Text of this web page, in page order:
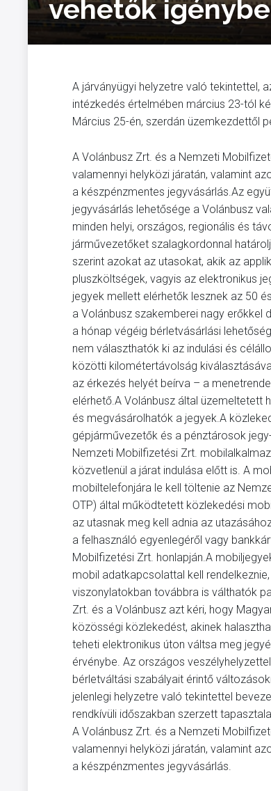
vehetők
A járványügyi helyzetre való tekintettel,
intézkedés értelmében március 23-tól
Március 25-én, szerdán üzemkezdettől
A Volánbusz Zrt. és a Nemzeti
valamennyi helyközi járatán, valamint
a készpénzmentes jegyvásárlás.Az
jegyvásárlás lehetősége a Volánbusz
minden helyi, országos, regionális és
járművezetőket szalagkordonnal
szerint azokat az utasokat, akik az
pluszköltségek, vagyis az elektronikus
jegyek mellett elérhetők lesznek az 50
a Volánbusz szakemberei nagy erőkkel
a hónap végéig bérletvásárlási
nem választhatók ki az indulási és
közötti kilométertávolság
az érkezés helyét beírva – a
elérhető.A Volánbusz által üzemeltetett
és megvásárolhatók a jegyek.A
gépjárművezetők és a pénztárosok
Nemzeti Mobilfizetési Zrt.
közvetlenül a járat indulása előtt is. A
mobiltelefonjára le kell töltenie az
OTP) által működtetett közlekedési
az utasnak meg kell adnia az
a felhasználó egyenlegéről vagy
Mobilfizetési Zrt. honlapján.A
mobil adatkapcsolattal kell
viszonylatokban továbbra is válthatók
Zrt. és a Volánbusz azt kéri, hogy
közösségi közlekedést, akinek
teheti elektronikus úton váltsa meg
érvénybe. Az országos
bérletváltási szabályait érintő
jelenlegi helyzetre való tekintettel
rendkívüli időszakban szerzett
A Volánbusz Zrt. és a Nemzeti
valamennyi helyközi járatán, valamint
a készpénzmentes jegyvásárlás.